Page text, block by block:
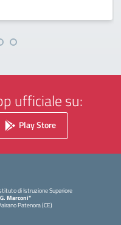
ufficiale su:
Play Store
di Istruzione Superiore
Marconi"
Patenora (CE)